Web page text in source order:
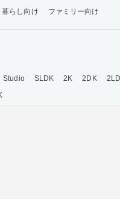
暮らし向け ファミリー向け
Studio SLDK 2K 2DK